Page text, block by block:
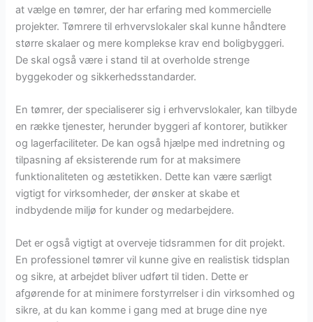
at vælge en tømrer, der har erfaring med kommercielle
projekter. Tømrere til erhvervslokaler skal kunne håndtere
større skalaer og mere komplekse krav end boligbyggeri.
De skal også være i stand til at overholde strenge
byggekoder og sikkerhedsstandarder.
En tømrer, der specialiserer sig i erhvervslokaler, kan tilbyde
en række tjenester, herunder byggeri af kontorer, butikker
og lagerfaciliteter. De kan også hjælpe med indretning og
tilpasning af eksisterende rum for at maksimere
funktionaliteten og æstetikken. Dette kan være særligt
vigtigt for virksomheder, der ønsker at skabe et
indbydende miljø for kunder og medarbejdere.
Det er også vigtigt at overveje tidsrammen for dit projekt.
En professionel tømrer vil kunne give en realistisk tidsplan
og sikre, at arbejdet bliver udført til tiden. Dette er
afgørende for at minimere forstyrrelser i din virksomhed og
sikre, at du kan komme i gang med at bruge dine nye